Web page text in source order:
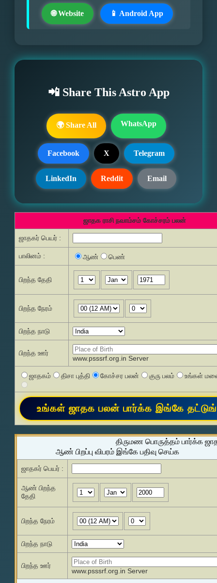
🌐 Website 📱 Android App
📲 Share This Astro App
🌍 Share All WhatsApp
Facebook X Telegram
LinkedIn Reddit Email
ஜாதக ராசி நவாம்சம் கோச்சரம் பலன்
ஜாதகர் பெயர் :
பாலினம் : ஆண் பெண்
பிறந்த தேதி
பிறந்த நேரம்
பிறந்த நாடு
பிறந்த ஊர்
www.psssrf.org.in Server
ஜாதகம் திசா புத்தி கோச்சர பலன் குரு பலம் உங்கள்
திருமண பொருத்தம் பார்க்க
ஆண் பிறப்பு விபரம் இங்கே பதிவு செய்க
ஜாதகர் பெயர் :
ஆண் பிறந்த
தேதி
பிறந்த நேரம்
பிறந்த நாடு
பிறந்த ஊர்
www.psssrf.org.in Server